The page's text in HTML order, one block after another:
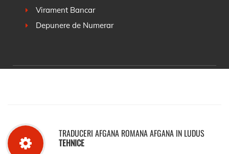
Virament Bancar
Depunere de Numerar
TRADUCERI AFGANA ROMANA AFGANA IN LUDUS
TEHNICE